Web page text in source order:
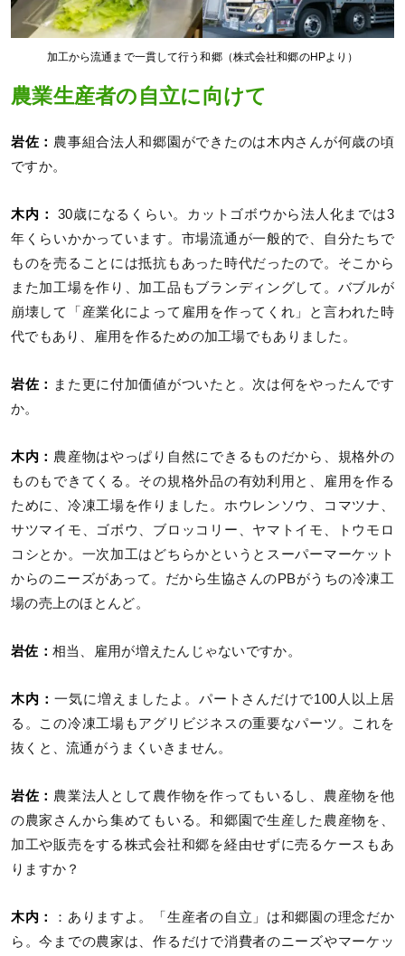
加工から流通まで一貫して行う和郷（株式会社和郷のHPより）
農業生産者の自立に向けて
岩佐： 農事組合法人和郷園ができたのは木内さんが何歳の頃
ですか。
木内：
30歳になるくらい。カットゴボウから法人化までは3
年くらいかかっています。市場流通が一般的で、自分たちで
ものを売ることには抵抗もあった時代だったので。そこから
また加工場を作り、加工品もブランディングして。バブルが
崩壊して「産業化によって雇用を作ってくれ」と言われた時
代でもあり、雇用を作るための加工場でもありました。
岩佐：
また更に付加価値がついたと。次は何をやったんです
か。
木内： 農産物はやっぱり自然にできるものだから、規格外の
ものもできてくる。その規格外品の有効利用と、雇用を作る
ために、冷凍工場を作りました。ホウレンソウ、コマツナ、
サツマイモ、ゴボウ、ブロッコリー、ヤマトイモ、トウモロ
コシとか。一次加工はどちらかというとスーパーマーケット
からのニーズがあって。だから生協さんのPBがうちの冷凍工
場の売上のほとんど。
岩佐： 相当、雇用が増えたんじゃないですか。
木内： 一気に増えましたよ。パートさんだけで100人以上居
る。この冷凍工場もアグリビジネスの重要なパーツ。これを
抜くと、流通がうまくいきません。
岩佐： 農業法人として農作物を作ってもいるし、農産物を他
の農家さんから集めてもいる。和郷園で生産した農産物を、
加工や販売をする株式会社和郷を経由せずに売るケースもあ
りますか？
木内：
：ありますよ。「生産者の自立」は和郷園の理念だか
ら。今までの農家は、作るだけで消費者のニーズやマーケッ